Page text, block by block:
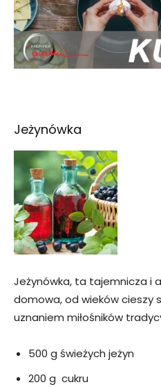
Jeżynówka
Jeżynówka, ta tajemnicza i
domowa, od wieków cieszy
uznaniem miłośników
500 g świeżych jeżyn
200 g cukru